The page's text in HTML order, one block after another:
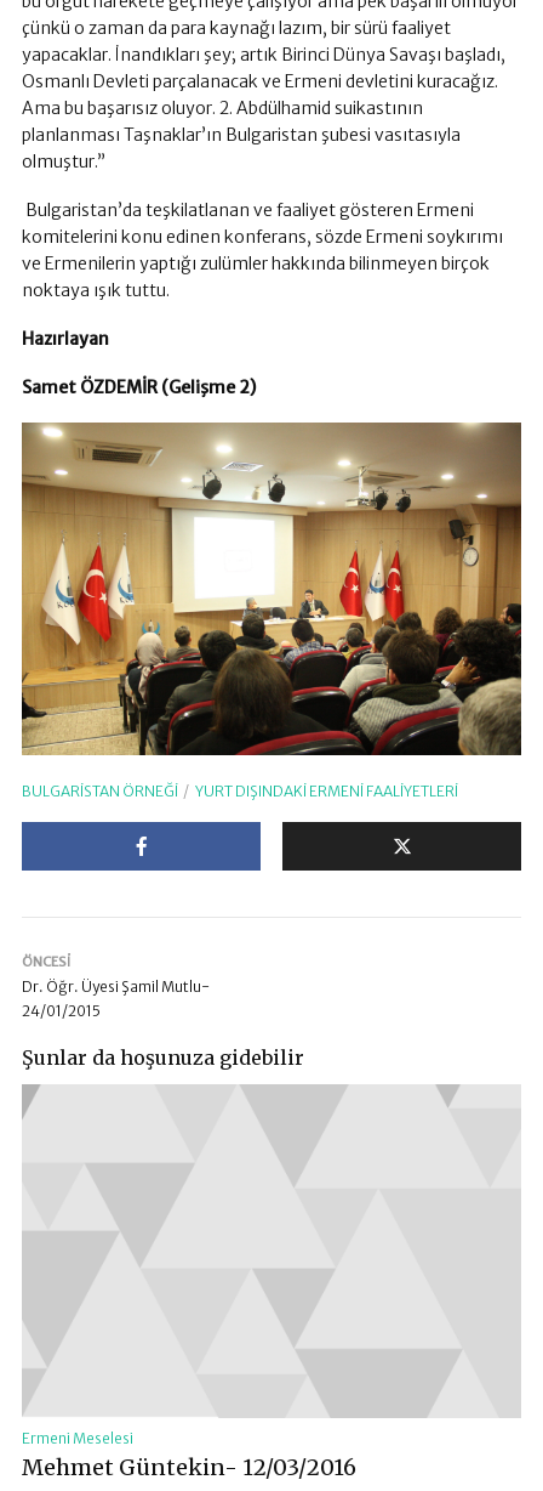
çünkü o zaman da para kaynağı lazım, bir sürü faaliyet
yapacaklar. İnandıkları şey; artık Birinci Dünya Savaşı başladı,
Osmanlı Devleti parçalanacak ve Ermeni devletini kuracağız.
Ama bu başarısız oluyor. 2. Abdülhamid suikastının
planlanması Taşnaklar’ın Bulgaristan şubesi vasıtasıyla
olmuştur.”
Bulgaristan’da teşkilatlanan ve faaliyet gösteren Ermeni
komitelerini konu edinen konferans, sözde Ermeni soykırımı
ve Ermenilerin yaptığı zulümler hakkında bilinmeyen birçok
noktaya ışık tuttu.
Hazırlayan
Samet ÖZDEMİR (Gelişme 2)
BULGARISTAN ÖRNEĞI YURT DIŞINDAKI ERMENI FAALIYETLERI
ÖNCESI
Dr. Öğr. Üyesi Şamil Mutlu-
24/01/2015
Şunlar da hoşunuza gidebilir
Ermeni Meselesi
Mehmet Güntekin- 12/03/2016